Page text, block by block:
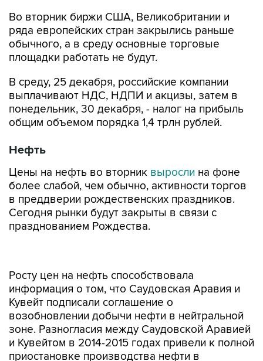
Во вторник биржи США, Великобритании и
ряда европейских стран закрылись раньше
обычного, а в среду основные торговые
площадки работать не будут.
В среду, 25 декабря, российские компании
выплачивают НДС, НДПИ и акцизы, затем в
понедельник, 30 декабря, - налог на прибыль
общим объемом порядка 1,4 трлн рублей.
Нефть
Цены на нефть во вторник выросли на фоне
более слабой, чем обычно, активности торгов
в преддверии рождественских праздников.
Сегодня рынки будут закрыты в связи с
празднованием Рождества.
Кувейт подписали соглашение о
возобновлении добычи нефти в нейтральной
зоне. Разногласия между Саудовской Аравией
и Кувейтом в 2014-2015 годах привели к полной
приостановке производства нефти в
нейтральной зоне, где может добываться